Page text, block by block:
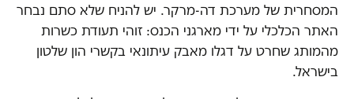
המסחרית של מערכת דה-מרקר. יש להניח שלא סתם נבחר
האתר הכלכלי על ידי מארגני הכנס: זוהי תעודת כשרות
מהמותג שחרט על דגלו מאבק עיתונאי בקשרי הון שלטון
בישראל.